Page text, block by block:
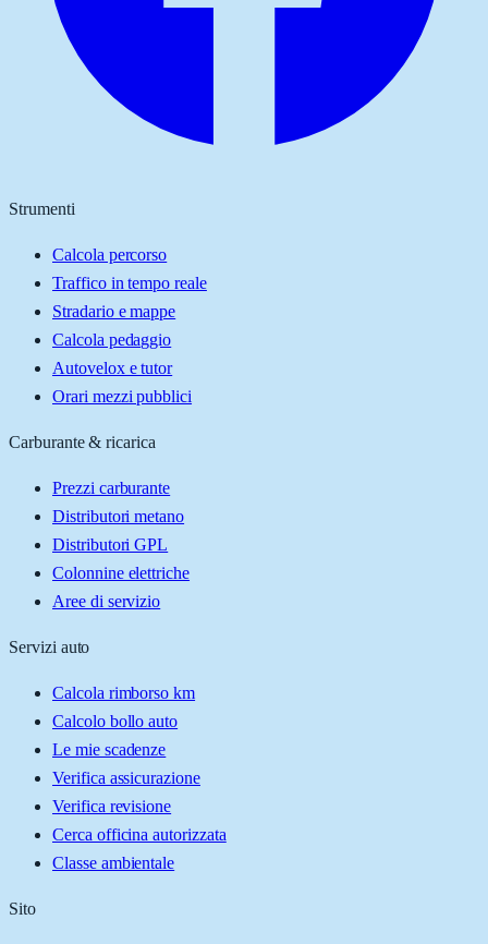
Strumenti
Calcola percorso
Traffico in tempo reale
Stradario e mappe
Calcola pedaggio
Autovelox e tutor
Orari mezzi pubblici
Carburante & ricarica
Prezzi carburante
Distributori metano
Distributori GPL
Colonnine elettriche
Aree di servizio
Servizi auto
Calcola rimborso km
Calcolo bollo auto
Le mie scadenze
Verifica assicurazione
Verifica revisione
Cerca officina autorizzata
Classe ambientale
Sito